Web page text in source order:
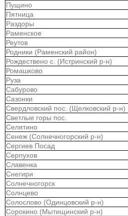
Пущино
Пятница
Раздоры
Раменское
Реутов
Родники (Раменский район)
Рождествено с. (Истринский р-н)
Ромашково
Руза
Сабурово
Сазонки
Свердловский пос. (Щелковский р-н)
Светлые горы пос.
Селятино
Сенеж (Солнечногорский р-н)
Сергиев Посад
Серпухов
Славенка
Снегири
Солнечногорск
Солнцево
Солослово (Одинцовский р-н)
Сорокино (Мытищинский р-н)